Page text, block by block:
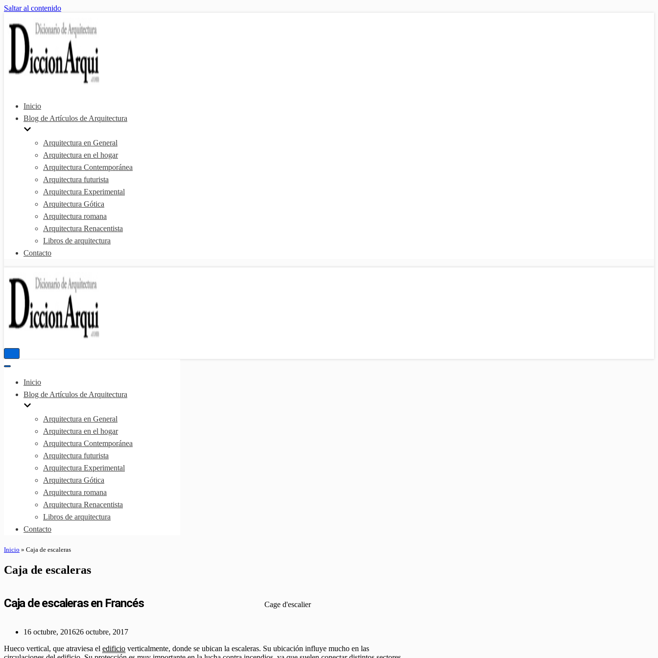
Saltar al contenido
Inicio
Blog de Artículos de Arquitectura
Arquitectura en General
Arquitectura en el hogar
Arquitectura Contemporánea
Arquitectura futurista
Arquitectura Experimental
Arquitectura Gótica
Arquitectura romana
Arquitectura Renacentista
Libros de arquitectura
Contacto
Menú
Menú
navegación
Inicio
Blog de Artículos de Arquitectura
Arquitectura en General
Arquitectura en el hogar
Arquitectura Contemporánea
Arquitectura futurista
Arquitectura Experimental
Arquitectura Gótica
Arquitectura romana
Arquitectura Renacentista
Libros de arquitectura
Contacto
Inicio » Caja de escaleras
Caja de escaleras
Caja de escaleras en Francés Cage d'escalier
16 octubre, 201626 octubre, 2017
Hueco vertical, que atraviesa el edificio verticalmente, donde se ubican la escaleras. Su ubicación influye mucho en las